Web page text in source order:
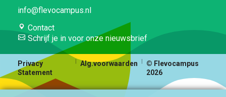
info@flevocampus.nl
Contact
Schrijf je in voor onze nieuwsbrief
Privacy
Statement
Alg.voorwaarden
© Flevocampus
2026